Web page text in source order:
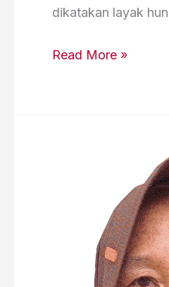
dikatakan layak
Read More »
sindangpalay